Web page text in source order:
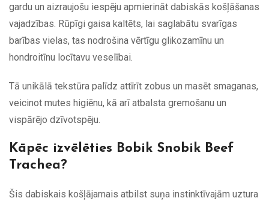
gardu un aizraujošu iespēju apmierināt dabiskās košļāšanas
vajadzības. Rūpīgi gaisa kaltēts, lai saglabātu svarīgas
barības vielas, tas nodrošina vērtīgu glikozamīnu un
hondroitīnu locītavu veselībai.
Tā unikālā tekstūra palīdz attīrīt zobus un masēt smaganas,
veicinot mutes higiēnu, kā arī atbalsta gremošanu un
vispārējo dzīvotspēju.
Kāpēc izvēlēties Bobik Snobik Beef
Trachea?
Šis dabiskais košļājamais atbilst suņa instinktīvajām uztura